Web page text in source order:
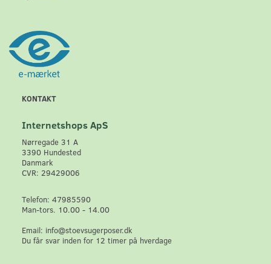
KONTAKT
Internetshops ApS
Nørregade 31 A
3390 Hundested
Danmark
CVR: 29429006
Telefon: 47985590
Man-tors. 10.00 - 14.00
Email: info@stoevsugerposer.dk
Du får svar inden for 12 timer på hverdage